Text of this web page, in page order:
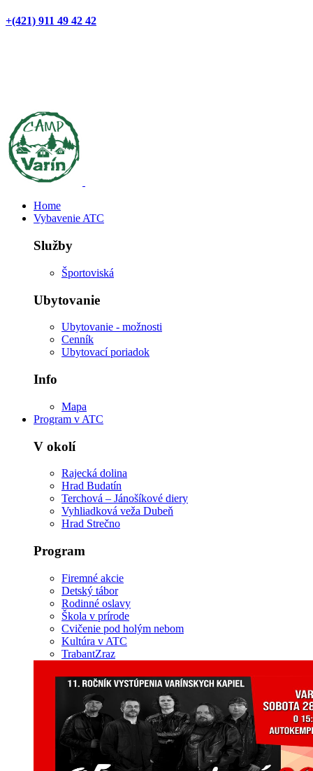
+(421) 911 49 42 42
Home
Vybavenie ATC
Služby
Športoviská
Ubytovanie
Ubytovanie - možnosti
Cenník
Ubytovací poriadok
Info
Mapa
Program v ATC
V okolí
Rajecká dolina
Hrad Budatín
Terchová – Jánošíkové diery
Vyhliadková veža Dubeň
Hrad Strečno
Program
Firemné akcie
Detský tábor
Rodinné oslavy
Škola v prírode
Cvičenie pod holým nebom
Kultúra v ATC
TrabantZraz